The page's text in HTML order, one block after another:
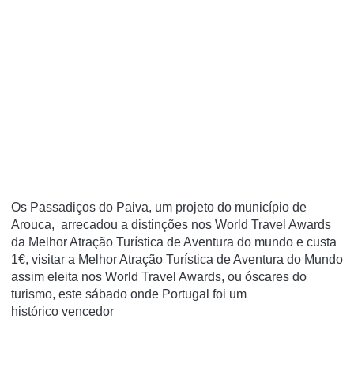
Os Passadiços do Paiva, um projeto do município de
Arouca, arrecadou a distinções nos World Travel Awards
da Melhor Atração Turística de Aventura do mundo e custa
1€, visitar a Melhor Atração Turística de Aventura do Mundo
assim eleita nos World Travel Awards, ou óscares do
turismo, este sábado onde Portugal foi um
histórico vencedor